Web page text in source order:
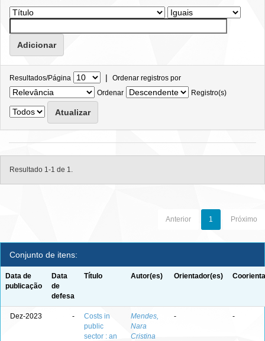
Resultados/Página | Ordenar registros por
Ordenar
Registro(s)
Resultado 1-1 de 1.
Anterior 1 Próximo
Conjunto de itens:
Data de
publicação
Data
de
defesa
Título Autor(es) Orientador(es)
Dez-2023 -
Costs in
public
sector : an
Mendes,
Nara
Cristina
- -